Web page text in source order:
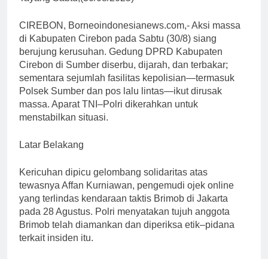
CIREBON, Borneoindonesianews.com,- Aksi massa
di Kabupaten Cirebon pada Sabtu (30/8) siang
berujung kerusuhan. Gedung DPRD Kabupaten
Cirebon di Sumber diserbu, dijarah, dan terbakar;
sementara sejumlah fasilitas kepolisian—termasuk
Polsek Sumber dan pos lalu lintas—ikut dirusak
massa. Aparat TNI–Polri dikerahkan untuk
menstabilkan situasi.
Latar Belakang
Kericuhan dipicu gelombang solidaritas atas
tewasnya Affan Kurniawan, pengemudi ojek online
yang terlindas kendaraan taktis Brimob di Jakarta
pada 28 Agustus. Polri menyatakan tujuh anggota
Brimob telah diamankan dan diperiksa etik–pidana
terkait insiden itu.